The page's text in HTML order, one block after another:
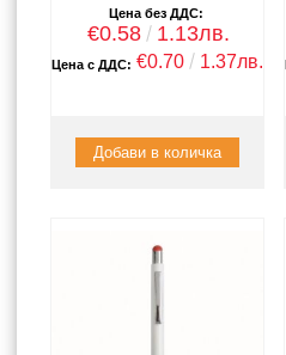
Цена без ДДС:
€0.58 1.13лв.
Цена с ДДС: €0.70 1.37лв.